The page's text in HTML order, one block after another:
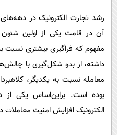
رشد تجارت الکترونیک در
آن در قامت یکی از اولین شئون
مفهوم که فراگیری بیشتری نسبت
داشته، از بدو شکل‌گیری با
معامله نسبت به یکدیگر،
بوده است. براین‌اساس یکی
الکترونیک افزایش امنیت